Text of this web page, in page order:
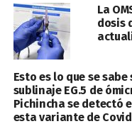
La
dosis
Esto es lo que se sabe
sublinaje EG.5 de
Pichincha se detectó
esta variante de Covid